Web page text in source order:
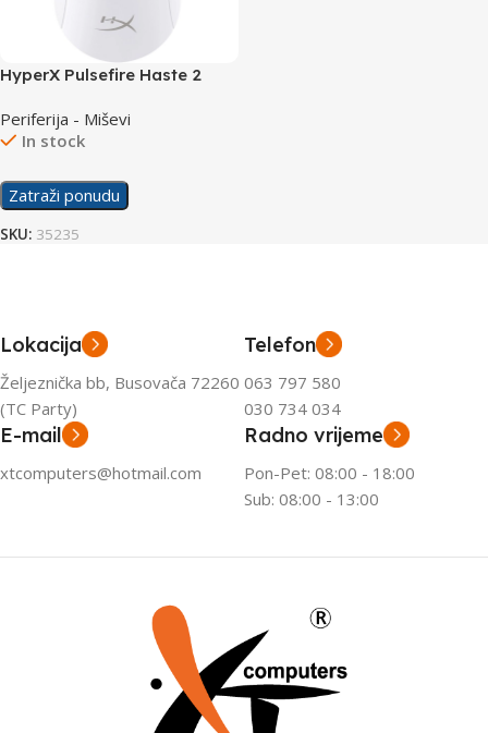
HyperX Pulsefire Haste 2
White 6N0A9AA
Periferija - Miševi
In stock
Zatraži ponudu
SKU: 35235
Lokacija
Željeznička bb, Busovača 72260
(TC Party)
Telefon
063 797 580
030 734 034
E-mail
xtcomputers@hotmail.com
Radno vrijeme
Pon-Pet: 08:00 - 18:00
Sub: 08:00 - 13:00